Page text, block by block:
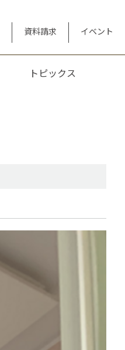
資料請求 イベント
トピックス